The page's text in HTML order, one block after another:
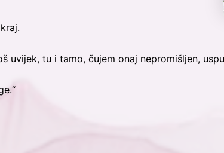
uvijek, tu i tamo, čujem onaj nepromišljen,